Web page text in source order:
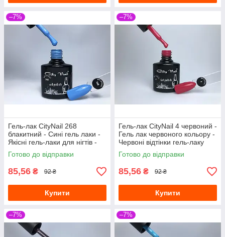
–7%
Гель-лак CityNail 268
блакитний - Сині гель лаки -
Якісні гель-лаки для нігтів -
Стійкий гель лак
Готово до відправки
85,56 ₴ 92 ₴
Купити
–7%
Гель-лак CityNail 4 червоний -
Гель лак червоного кольору -
Червоні відтінки гель-лаку
Готово до відправки
85,56 ₴ 92 ₴
Купити
–7% –7%